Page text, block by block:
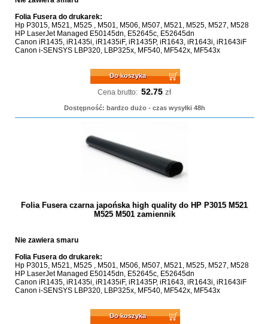
Folia Fusera do drukarek:
Hp P3015, M521, M525 , M501, M506, M507, M521, M525, M527, M528
HP LaserJet Managed E50145dn, E52645c, E52645dn
Canon iR1435, iR1435i, iR1435iF, iR1435P, iR1643, iR1643i, iR1643iF
Canon i-SENSYS LBP320, LBP325x, MF540, MF542x, MF543x
Do koszyka
Cena brutto: 52.75 zł
Dostępność: bardzo dużo - czas wysyłki 48h
Folia Fusera czarna japońska high quality do HP P3015 M521
M525 M501 zamiennik
Nie zawiera smaru
Folia Fusera do drukarek:
Hp P3015, M521, M525 , M501, M506, M507, M521, M525, M527, M528
HP LaserJet Managed E50145dn, E52645c, E52645dn
Canon iR1435, iR1435i, iR1435iF, iR1435P, iR1643, iR1643i, iR1643iF
Canon i-SENSYS LBP320, LBP325x, MF540, MF542x, MF543x
Do koszyka